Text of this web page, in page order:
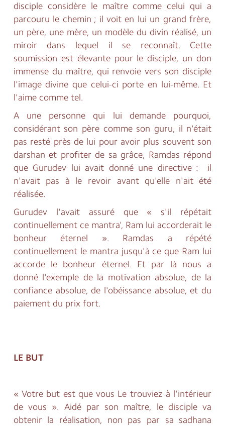
disciple considère le maître comme celui qui a
parcouru le chemin ; il voit en lui un grand frère,
un père, une mère, un modèle du divin réalisé, un
miroir dans lequel il se reconnaît. Cette
soumission est élevante pour le disciple, un don
immense du maître, qui renvoie vers son disciple
l'image divine que celui-ci porte en lui-même. Et
l'aime comme tel.
A une personne qui lui demande pourquoi,
considérant son père comme son guru, il n'était
pas resté près de lui pour avoir plus souvent son
darshan et profiter de sa grâce, Ramdas répond
que Gurudev lui avait donné une directive : il
n'avait pas à le revoir avant qu'elle n'ait été
réalisée.
Gurudev l'avait assuré que « s'il répétait
continuellement ce mantra', Ram lui accorderait le
bonheur éternel ». Ramdas a répété
continuellement le mantra jusqu'à ce que Ram lui
accorde le bonheur éternel. Et par là nous a
donné l'exemple de la motivation absolue, de la
confiance absolue, de l'obéissance absolue, et du
paiement du prix fort.
LE BUT
« Votre but est que vous Le trouviez à l'intérieur
de vous ». Aidé par son maître, le disciple va
obtenir la réalisation, non pas par sa sadhana